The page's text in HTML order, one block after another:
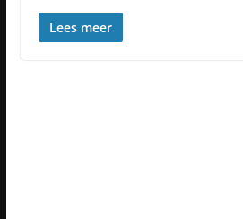
Lees meer